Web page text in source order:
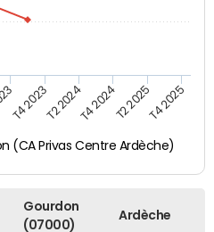
(CA Privas Centre Ardèche)
T4 2023T2 2024T4 2024T2 2025T4 2025
Gourdon
(07000)
Ardèche